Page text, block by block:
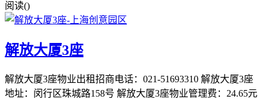
阅读()
解放大厦3座
解放大厦3座物业出租招商电话：021-51693310 解放大厦3座
地址：闵行区珠城路158号 解放大厦3座物业管理费：24.65元